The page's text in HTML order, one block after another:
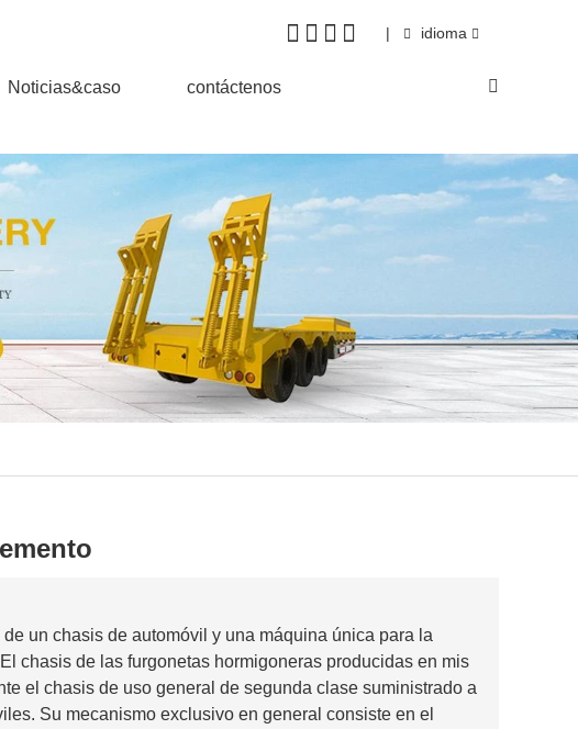
| idioma
Noticias&caso contáctenos
un chasis de automóvil y una máquina única para la
chasis de las furgonetas hormigoneras producidas en mis
el chasis de uso general de segunda clase suministrado a
Su mecanismo exclusivo en general consiste en el